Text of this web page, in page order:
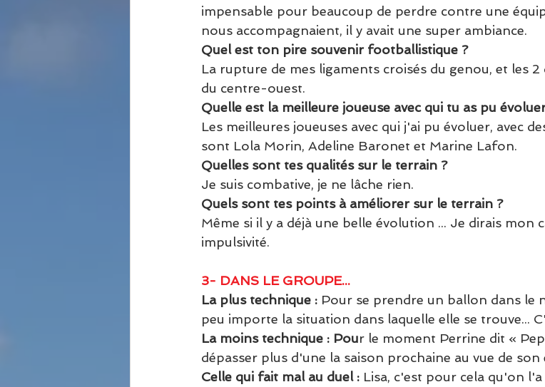
impensable pour beaucoup de perdre contre une
nous accompagnaient, il y avait une super ambiance.
Quel est ton pire souvenir footballistique ?
La rupture de mes ligaments croisés du genou, et les
du centre-ouest.
Quelle est la meilleure joueuse avec qui tu as pu
Les meilleures joueuses avec qui j'ai pu évoluer, avec
sont Lola Morin, Adeline Baronet et Marine Lafon.
Quelles sont tes qualités sur le terrain ?
Je suis combative, je ne lâche rien.
Quels sont tes points à améliorer sur le terrain ?
Même si il y a déjà une belle évolution ... Je dirais mon
impulsivité.
3- DANS LE GROUPE...
La plus technique : Pour se prendre un ballon dans le
peu importe la situation dans laquelle elle se trouve...
La moins technique : Pour le moment Perrine dit «
dépasser plus d'une la saison prochaine au vue de son
Celle qui fait mal au duel : Lisa, c'est pour cela qu'on